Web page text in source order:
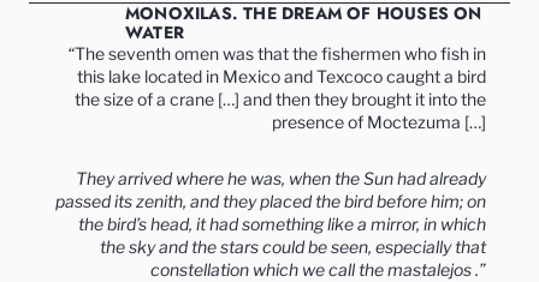
MONOXILAS. THE DREAM OF HOUSES ON
WATER
“The seventh omen was that the fishermen who fish in
this lake located in Mexico and Texcoco caught a bird
the size of a crane […] and then they brought it into the
presence of Moctezuma […]
They arrived where he was, when the Sun had already
passed its zenith, and they placed the bird before him; on
the bird’s head, it had something like a mirror, in which
the sky and the stars could be seen, especially that
constellation which we call the mastalejos.”